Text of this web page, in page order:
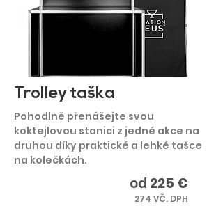
Trolley taška
Pohodlně přenášejte svou
koktejlovou stanici z jedné akce na
druhou díky praktické a lehké tašce
na kolečkách.
od 225 €
274 VČ. DPH